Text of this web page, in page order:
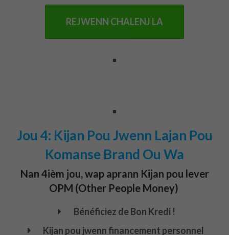
REJWENN CHALENJ LA
Jou 4: Kijan Pou Jwenn Lajan Pou
Komanse Brand Ou Wa
Nan 4ièm jou, wap aprann Kijan pou lever
OPM (Other People Money)
Bénéficiez de Bon Kredi !
Kijan pou jwenn financement personnel